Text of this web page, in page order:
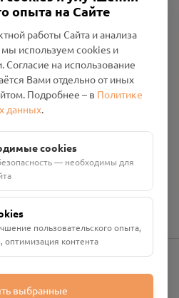
«Смоленский
Смоленская область, р-н
д. 26А, пом. 18
в АО "АЛЬФА-БАНК"
опыта на Сайте
работы Сайта и анализа
используем cookies и
Согласие на использование
Вами отдельно от иных
Подробнее – в Политике
данных.
cookies
— необходимы для
пользовательского опыта,
оптимизация контента
выбранные